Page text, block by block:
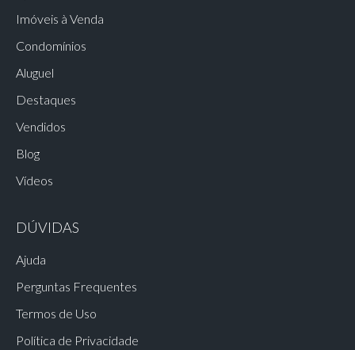
Imóveis à Venda
Condomínios
Aluguel
Destaques
Vendidos
Blog
Vídeos
DÚVIDAS
Ajuda
Perguntas Frequentes
Termos de Uso
Política de Privacidade